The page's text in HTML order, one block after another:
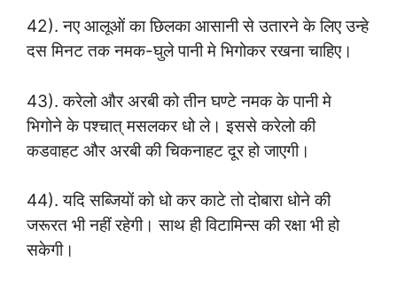
42). नए आलूओं का छिलका आसानी से उतारने के लिए उन्हे
दस मिनट तक नमक-घुले पानी मे भिगोकर रखना चाहिए।
43). करेलो और अरबी को तीन घण्टे नमक के पानी मे
भिगोने के पश्चात् मसलकर धो ले। इससे करेलो की
कडवाहट और अरबी की चिकनाहट दूर हो जाएगी।
44). यदि सब्जियों को धो कर काटे तो दोबारा धोने की
जरूरत भी नहीं रहेगी। साथ ही विटामिन्स की रक्षा भी हो
सकेगी।